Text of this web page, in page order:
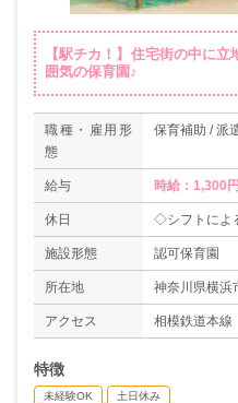
【駅チカ！】住宅街の中に
囲気の保育園♪
職種・雇用形
態
保育補助 / 派
給与 時給：1,300
休日 ◇シフトによ
施設形態 認可保育園
所在地 神奈川県横浜
アクセス 相模鉄道本線
特徴
未経験OK 土日休み